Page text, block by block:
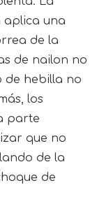
aplica una
de la
de nailon no
de hebilla no
los
parte
que no
de la
de